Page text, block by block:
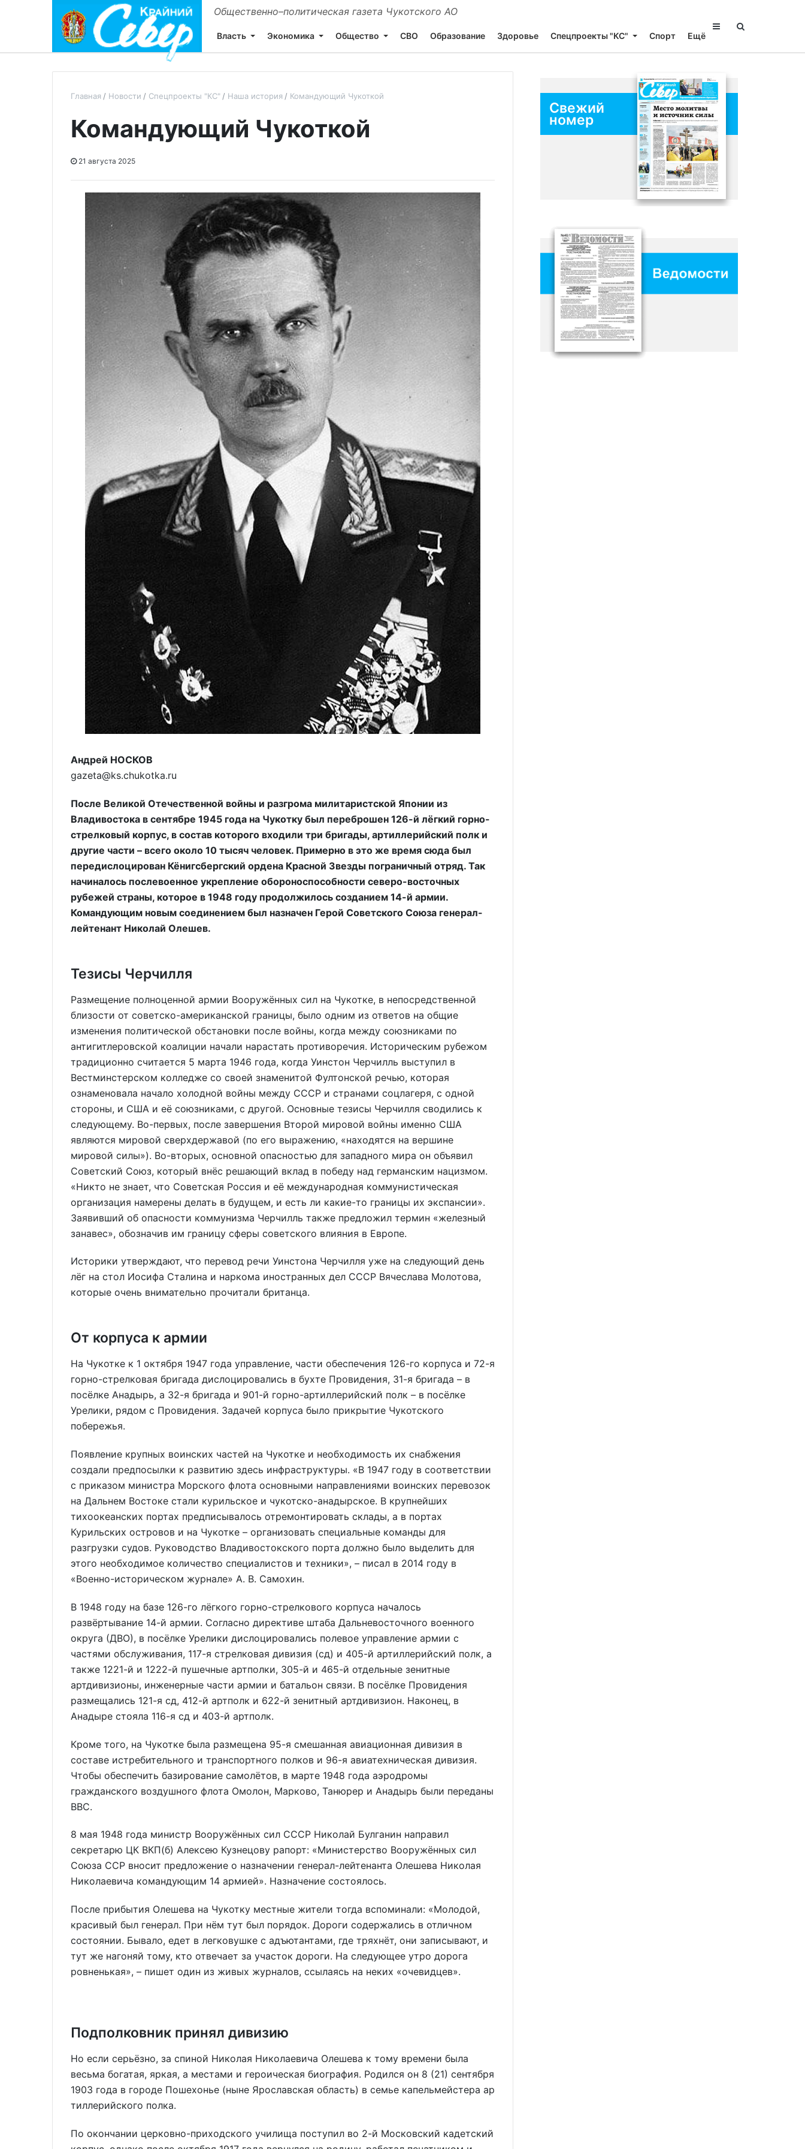
Общественно–политическая газета Чукотского АО
Власть Экономика Общество СВО Образование Здоровье Спецпроекты "КС" Спорт Ещё
Главная Новости Спецпроекты "КС" Наша история Командующий Чукоткой
Командующий Чукоткой
21 августа 2025
Андрей НОСКОВ
gazeta@ks.chukotka.ru
После Великой Отечественной войны и разгрома милитаристской Японии из
Владивостока в сентябре 1945 года на Чукотку был переброшен 126-й лёгкий горно-
стрелковый корпус, в состав которого входили три бригады, артиллерийский полк и
другие части – всего около 10 тысяч человек. Примерно в это же время сюда был
передислоцирован Кёнигсбергский ордена Красной Звезды пограничный отряд. Так
начиналось послевоенное укрепление обороноспособности северо-восточных
рубежей страны, которое в 1948 году продолжилось созданием 14-й армии.
Командующим новым соединением был назначен Герой Советского Союза генерал-
лейтенант Николай Олешев.
Тезисы Черчилля
Размещение полноценной армии Вооружённых сил на Чукотке, в непосредственной
близости от советско-американской границы, было одним из ответов на общие
изменения политической обстановки после войны, когда между союзниками по
антигитлеровской коалиции начали нарастать противоречия. Историческим рубежом
традиционно считается 5 марта 1946 года, когда Уинстон Черчилль выступил в
Вестминстерском колледже со своей знаменитой Фултонской речью, которая
ознаменовала начало холодной войны между СССР и странами соцлагеря, с одной
стороны, и США и её союзниками, с другой. Основные тезисы Черчилля сводились к
следующему. Во-первых, после завершения Второй мировой войны именно США
являются мировой сверхдержавой (по его выражению, «находятся на вершине
мировой силы»). Во-вторых, основной опасностью для западного мира он объявил
Советский Союз, который внёс решающий вклад в победу над германским нацизмом.
«Никто не знает, что Советская Россия и её международная коммунистическая
организация намерены делать в будущем, и есть ли какие-то границы их экспансии».
Заявивший об опасности коммунизма Черчилль также предложил термин «железный
занавес», обозначив им границу сферы советского влияния в Европе.
Историки утверждают, что перевод речи Уинстона Черчилля уже на следующий день
лёг на стол Иосифа Сталина и наркома иностранных дел СССР Вячеслава Молотова,
которые очень внимательно прочитали британца.
От корпуса к армии
На Чукотке к 1 октября 1947 года управление, части обеспечения 126-го корпуса и 72-я
горно-стрелковая бригада дислоцировались в бухте Провидения, 31-я бригада – в
посёлке Анадырь, а 32-я бригада и 901-й горно-артиллерийский полк – в посёлке
Урелики, рядом с Провидения. Задачей корпуса было прикрытие Чукотского
побережья.
Появление крупных воинских частей на Чукотке и необходимость их снабжения
создали предпосылки к развитию здесь инфраструктуры. «В 1947 году в соответствии
с приказом министра Морского флота основными направлениями воинских перевозок
на Дальнем Востоке стали курильское и чукотско-анадырское. В крупнейших
тихоокеанских портах предписывалось отремонтировать склады, а в портах
Курильских островов и на Чукотке – организовать специальные команды для
разгрузки судов. Руководство Владивостокского порта должно было выделить для
этого необходимое количество специалистов и техники», – писал в 2014 году в
«Военно-историческом журнале» А. В. Самохин.
В 1948 году на базе 126-го лёгкого горно-стрелкового корпуса началось
развёртывание 14-й армии. Согласно директиве штаба Дальневосточного военного
округа (ДВО), в посёлке Урелики дислоцировались полевое управление армии с
частями обслуживания, 117-я стрелковая дивизия (сд) и 405-й артиллерийский полк, а
также 1221-й и 1222-й пушечные артполки, 305-й и 465-й отдельные зенитные
артдивизионы, инженерные части армии и батальон связи. В посёлке Провидения
размещались 121-я сд, 412-й артполк и 622-й зенитный артдивизион. Наконец, в
Анадыре стояла 116-я сд и 403-й артполк.
Кроме того, на Чукотке была размещена 95-я смешанная авиационная дивизия в
составе истребительного и транспортного полков и 96-я авиатехническая дивизия.
Чтобы обеспечить базирование самолётов, в марте 1948 года аэродромы
гражданского воздушного флота Омолон, Марково, Танюрер и Анадырь были переданы
ВВС.
8 мая 1948 года министр Вооружённых сил СССР Николай Булганин направил
секретарю ЦК ВКП(б) Алексею Кузнецову рапорт: «Министерство Вооружённых сил
Союза ССР вносит предложение о назначении генерал-лейтенанта Олешева Николая
Николаевича командующим 14 армией». Назначение состоялось.
После прибытия Олешева на Чукотку местные жители тогда вспоминали: «Молодой,
красивый был генерал. При нём тут был порядок. Дороги содержались в отличном
состоянии. Бывало, едет в легковушке с адъютантами, где тряхнёт, они записывают, и
тут же нагоняй тому, кто отвечает за участок дороги. На следующее утро дорога
ровненькая», – пишет один из живых журналов, ссылаясь на неких «очевидцев».
Подполковник принял дивизию
Но если серьёзно, за спиной Николая Николаевича Олешева к тому времени была
весьма богатая, яркая, а местами и героическая биография. Родился он 8 (21) сентября
1903 года в городе Пошехонье (ныне Ярославская область) в семье капельмейстера ар
тиллерийского полка.
По окончании церковно-приходского училища поступил во 2-й Московский кадетский
Свежий
номер